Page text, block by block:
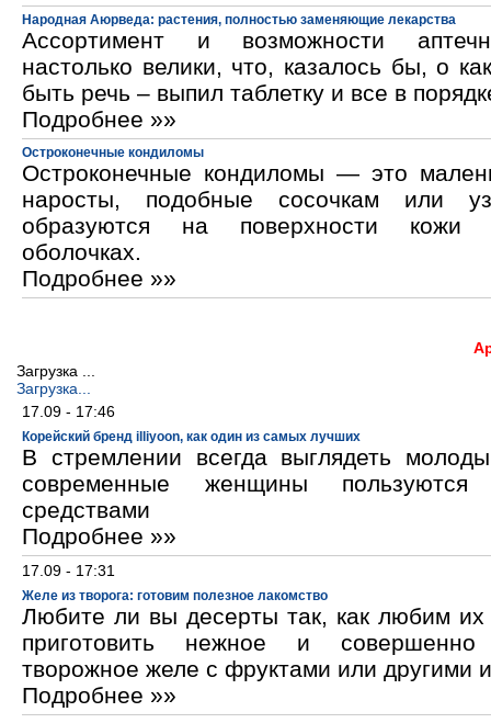
Народная Аюрведа: растения, полностью заменяющие лекарства
Ассортимент и возможности
настолько велики, что, казалось бы, о
быть речь – выпил таблетку и все в
Подробнее »»
Остроконечные кондиломы
Остроконечные кондиломы — это
наросты, подобные сосочкам или
образуются на поверхности кожи
оболочках.
Подробнее »»
Загрузка ...
Загрузка...
17.09 - 17:46
Корейский бренд illiyoon, как один из самых лучших
В стремлении всегда выглядеть
современные женщины пользуются
средствами
Подробнее »»
17.09 - 17:31
Желе из творога: готовим полезное лакомство
Любите ли вы десерты так, как любим
приготовить нежное и
творожное желе с фруктами или другими
Подробнее »»